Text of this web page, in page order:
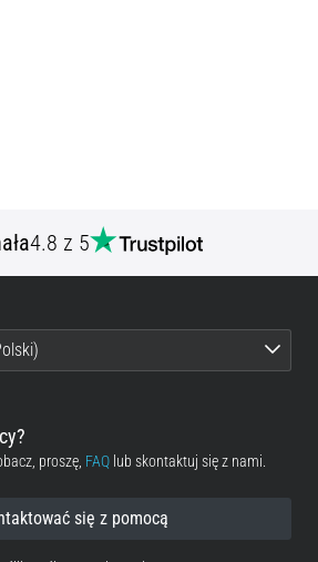
4.8 z 5
proszę, FAQ lub skontaktuj się z nami.
się z pomocą